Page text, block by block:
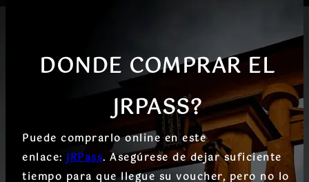
DONDE COMPRAR EL
JRPASS?
Puede comprarlo online en este
enlace: JRPass. Asegúrese de dejar suficiente
tiempo para que llegue su voucher, pero no lo